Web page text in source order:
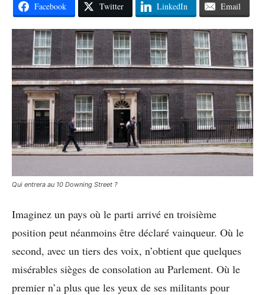
Facebook Twitter LinkedIn Email
Qui entrera au 10 Downing Street ?
Imaginez un pays où le parti arrivé en troisième
position peut néanmoins être déclaré vainqueur. Où le
second, avec un tiers des voix, n’obtient que quelques
misérables sièges de consolation au Parlement. Où le
premier n’a plus que les yeux de ses militants pour